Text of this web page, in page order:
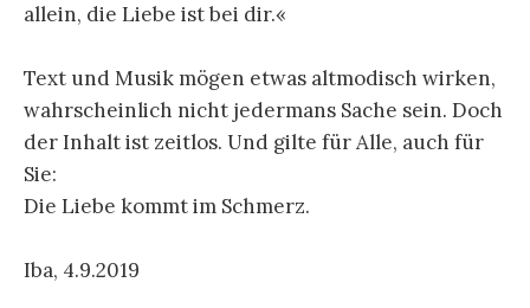
allein, die Liebe ist bei dir.«
Text und Musik mögen etwas altmodisch wirken,
wahrscheinlich nicht jedermans Sache sein. Doch
der Inhalt ist zeitlos. Und gilte für Alle, auch für
Sie:
Die Liebe kommt im Schmerz.
Iba, 4.9.2019